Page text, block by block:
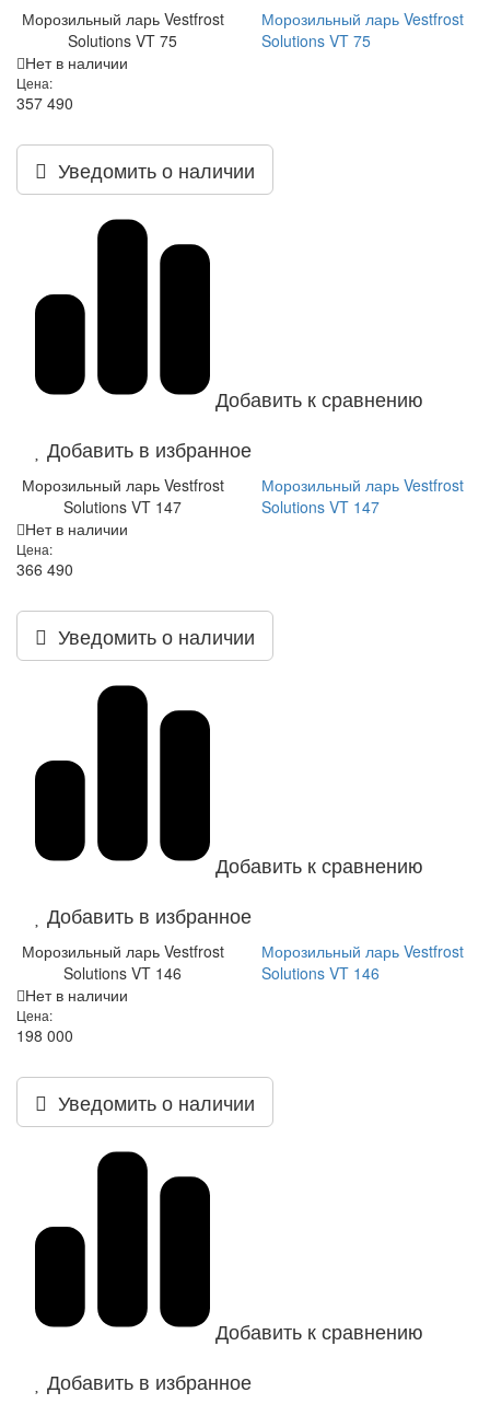
Морозильный ларь Vestfrost
Solutions VT 75
Морозильный ларь Vestfrost
Solutions VT 75
Нет в наличии
Цена:
357 490
Уведомить о наличии
Добавить к сравнению
Добавить в избранное
Морозильный ларь Vestfrost
Solutions VT 147
Морозильный ларь Vestfrost
Solutions VT 147
Нет в наличии
Цена:
366 490
Уведомить о наличии
Добавить к сравнению
Добавить в избранное
Морозильный ларь Vestfrost
Solutions VT 146
Морозильный ларь Vestfrost
Solutions VT 146
Нет в наличии
Цена:
198 000
Уведомить о наличии
Добавить к сравнению
Добавить в избранное